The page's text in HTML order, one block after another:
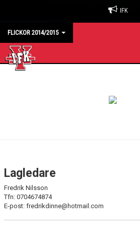
IFK
FLICKOR 2014/2015
Lagledare
Fredrik Nilsson
Tfn: 0704674874
E-post: fredrikdinne@hotmail.com